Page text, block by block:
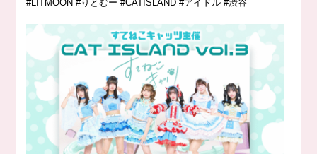
#LITMOON #りとむー #CATISLAND #アイドル #渋谷